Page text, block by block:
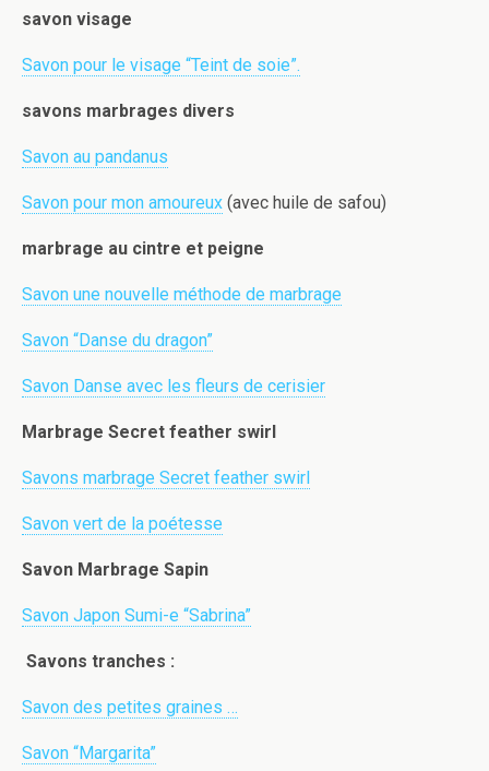
savon visage
Savon pour le visage “Teint de soie”.
savons marbrages divers
Savon au pandanus
Savon pour mon amoureux (avec huile de safou)
marbrage au cintre et peigne
Savon une nouvelle méthode de marbrage
Savon “Danse du dragon”
Savon Danse avec les fleurs de cerisier
Marbrage Secret feather swirl
Savons marbrage Secret feather swirl
Savon vert de la poétesse
Savon Marbrage Sapin
Savon Japon Sumi-e “Sabrina”
Savons tranches :
Savon des petites graines …
Savon “Margarita”